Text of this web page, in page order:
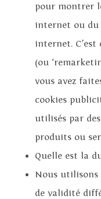
pour montrer
internet ou du
internet. C’est
(ou
vous avez
cookies
utilisés par
produits ou
Quelle est la
Nous utilisons
de validité